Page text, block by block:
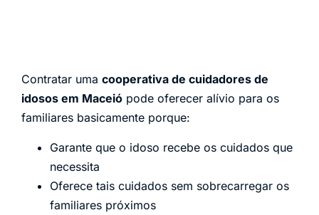
Contratar uma cooperativa de cuidadores de
idosos em Maceió pode oferecer alívio para os
familiares basicamente porque:
Garante que o idoso recebe os cuidados que
necessita
Oferece tais cuidados sem sobrecarregar os
familiares próximos